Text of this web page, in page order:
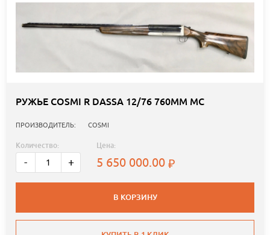
РУЖЬЕ COSMI R DASSA 12/76 760ММ MC
ПРОИЗВОДИТЕЛЬ: COSMI
Количество:
- +
Цена:
5 650 000.00
В КОРЗИНУ